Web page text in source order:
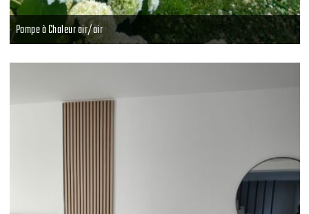
Pompe à Chaleur air/air